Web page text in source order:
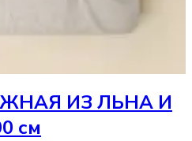
ИЗ ЛЬНА И
см